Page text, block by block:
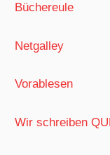
Büchereule
Netgalley
Vorablesen
Wir schreiben